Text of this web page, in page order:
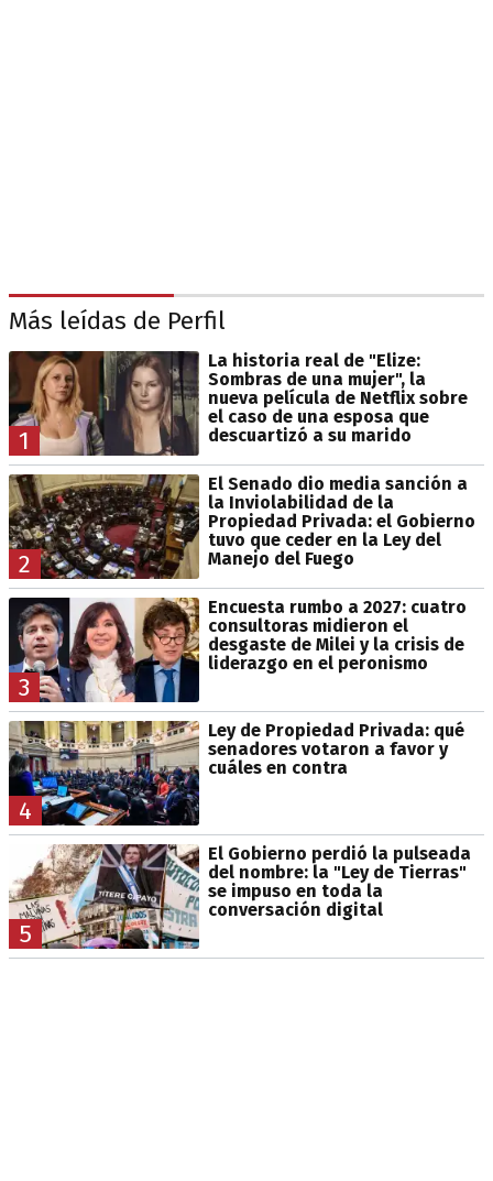
Más leídas de Perfil
1
La historia real de "Elize:
Sombras de una mujer", la
nueva película de Netflix sobre
el caso de una esposa que
descuartizó a su marido
2
El Senado dio media sanción a
la Inviolabilidad de la
Propiedad Privada: el Gobierno
tuvo que ceder en la Ley del
Manejo del Fuego
3
Encuesta rumbo a 2027: cuatro
consultoras midieron el
desgaste de Milei y la crisis de
liderazgo en el peronismo
4
Ley de Propiedad Privada: qué
senadores votaron a favor y
cuáles en contra
5
El Gobierno perdió la pulseada
del nombre: la "Ley de Tierras"
se impuso en toda la
conversación digital